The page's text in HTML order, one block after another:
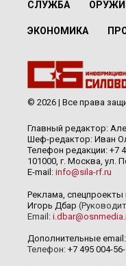
СЛУЖБА
ЭКОНОМИКА
© 2026 | Все права
Главный редактор:
Шеф-редактор: Иван
Телефон редакции: +7
101000, г. Москва, ул.
E-mail: info@sila-rf.ru
Реклама, спецпроекты
Игорь Дбар
Email:
Дополнительные email:
Телефон: +7 495 004-56-